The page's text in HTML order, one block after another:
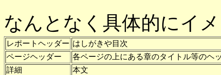
なんとなく具体的にイ
レポートヘッダー はしがきや目次
ページヘッダー
各ページの上にある章のタイトル等のヘ
詳細
本文